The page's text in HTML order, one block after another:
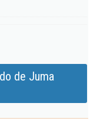
de Juma